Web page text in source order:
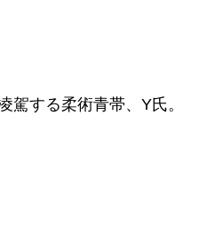
駕する柔術青帯、Y氏。